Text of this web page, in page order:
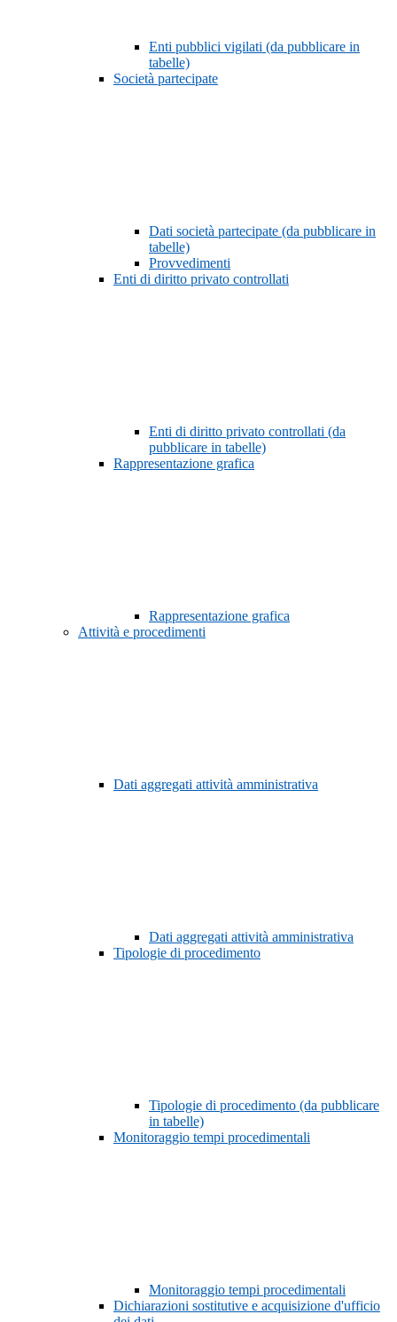
Enti pubblici vigilati (da pubblicare in
tabelle)
Società partecipate
Dati società partecipate (da pubblicare in
tabelle)
Provvedimenti
Enti di diritto privato controllati
Enti di diritto privato controllati (da
pubblicare in tabelle)
Rappresentazione grafica
Rappresentazione grafica
Attività e procedimenti
Dati aggregati attività amministrativa
Dati aggregati attività amministrativa
Tipologie di procedimento
Tipologie di procedimento (da pubblicare
in tabelle)
Monitoraggio tempi procedimentali
Monitoraggio tempi procedimentali
Dichiarazioni sostitutive e acquisizione d'ufficio